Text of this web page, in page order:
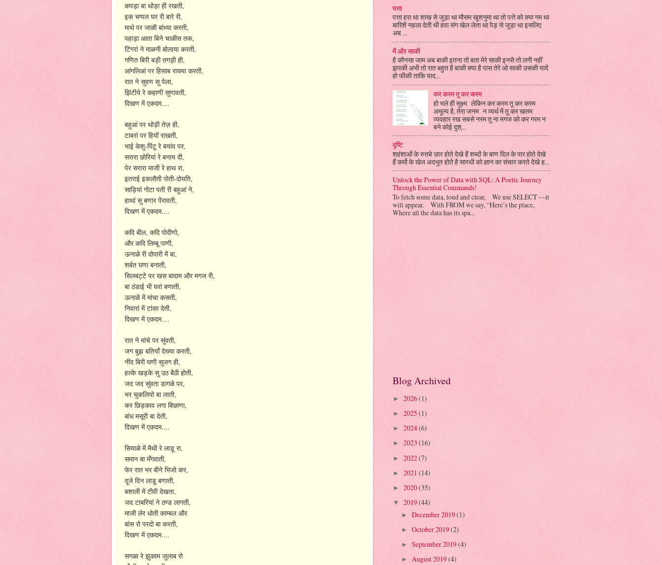
कपड़ा बा थोड़ा ही रखती,
इक चप्पल घर री बारे री,
माथे पर जाळी बांध्या करती,
पहाड़ा आता बिने चाळीस तक,
टिंगरां ने माळनी बोलाया करती,
गणित बिरी बड़ी तगड़ी ही,
आंगलिआं पर हिसाब राख्या करती,
रात ने सुवण सु पेला,
झिंटीये रे कहाणी सुणावती,
दिखण में एकदम....
बहुआं पर थोड़ी तेज़ ही,
टाबरां पर हियों राखती,
भाई केशु-पिंटू रे बयांव पर,
सरारा छोरियां रे बनाय दी,
पेर सरारा माजी रे हाथ रा,
इतराई इकलौती पोती-दोयति,
साड़ियां गोटा पती री बहुआं ने,
हाथां सु बणार पेंरावती,
दिखण में एकदम....
कदि बील, कदि पोदीणो,
और कदि लिम्बू पाणी,
ऊनाळे री दोपारी में बा,
शर्बत घणा बनाती,
सिलबट्टे पर खस बादाम और मगज री,
बा ठंडाई भी घरां बणाती,
ऊनाळे में मांचा कसती,
निवारां में टांका देती,
दिखण में एकदम....
रात ने मांचे पर सुंवती,
जग बुझ बतियाँ देख्या करती,
नींद बिरी घणी सुजग ही,
हल्के खड़के सु उठ बैठी होती,
जद जद सुंवता डागळे पर,
भर चुकलियो बा लाती,
कर छिड़काव लगा बिछाणा,
बांध मसूरी बा देती,
दिखण में एकदम....
सियाळे में मैथी रे लाडू रा,
समान बा मँगवाती,
फेर रात भर बीने भिजो कर,
दूजे दिन लाडू बणाती,
बशाली में टीवी देखता,
जद टाबरियां ने ठण्ड लागती,
माजी लेर धोती काम्बल और
बांस रो परदो बा करती,
दिखण में एकदम....
सगळा रे झुकाम जुलाब रो
पत्ता
पत्ता हरा था शाख से जुड़ा था मौसम खुशनुमा था तो पत्ते को क्या गम था
बारिशें नहला देती थी हवा संग खेल लेता था पेड़ से जुड़ा था इसलिए
अब ...
मैं और साकी
है कौनसा जाम अब बाकी इतना तो बता मेरे साकी इनसे तो लगी नहीं
झपकी अभी तो रात बहुत है बाकी क्या है पास तेरे ओ साकी उसकी यादें
हो फीकी ताकि याद...
कर करम तू कर करम
हो भले ही सूक्ष्म लेकिन कर करम तू कर करम
अमूल्य है, तेरा जनम न व्यर्थ में तू कर खतम
व्यवहार रख सबसे नरम तू ना मगज को कर गरम न
बने कोई दुश्...
दृष्टि
शहंशाओं के रुतबे ज़ार होते देखे हैं शब्दों के बाण दिल के पार होते देखे
हैं कर्मो के खेल अदभुत होते है सारथी को ज्ञान का संचार करते देखे ह...
Unlock the Power of Data with SQL: A Poetic Journey
Through Essential Commands!
To fetch some data, loud and clear, We use SELECT —it
will appear. With FROM we say, “Here’s the place,
Where all the data has its spa...
Blog Archived
► 2026(1)
► 2025 (1)
► 2024(6)
► 2023 (16)
► 2022(7)
► 2021 (14)
► 2020(35)
▼ 2019(44)
► December 2019(1)
► October 2019(2)
► September 2019(4)
► August 2019(4)